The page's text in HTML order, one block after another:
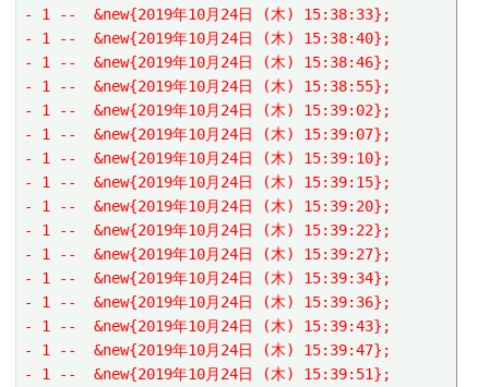
- 1 --  &new{2019年10月24日 (木) 15:38:33};
- 1 --  &new{2019年10月24日 (木) 15:38:40};
- 1 --  &new{2019年10月24日 (木) 15:38:46};
- 1 --  &new{2019年10月24日 (木) 15:38:55};
- 1 --  &new{2019年10月24日 (木) 15:39:02};
- 1 --  &new{2019年10月24日 (木) 15:39:07};
- 1 --  &new{2019年10月24日 (木) 15:39:10};
- 1 --  &new{2019年10月24日 (木) 15:39:15};
- 1 --  &new{2019年10月24日 (木) 15:39:20};
- 1 --  &new{2019年10月24日 (木) 15:39:22};
- 1 --  &new{2019年10月24日 (木) 15:39:27};
- 1 --  &new{2019年10月24日 (木) 15:39:34};
- 1 --  &new{2019年10月24日 (木) 15:39:36};
- 1 --  &new{2019年10月24日 (木) 15:39:43};
- 1 --  &new{2019年10月24日 (木) 15:39:47};
- 1 --  &new{2019年10月24日 (木) 15:39:51};